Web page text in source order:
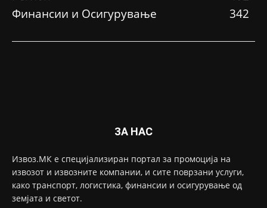
Финансии и Осигурување
342
ЗА НАС
Извоз.МК е специјализиран портал за промоција на
извозот и извозните компании, и сите поврзани услуги,
како транспорт, логистика, финансии и осигурување од
земјата и светот.